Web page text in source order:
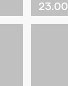
23.00